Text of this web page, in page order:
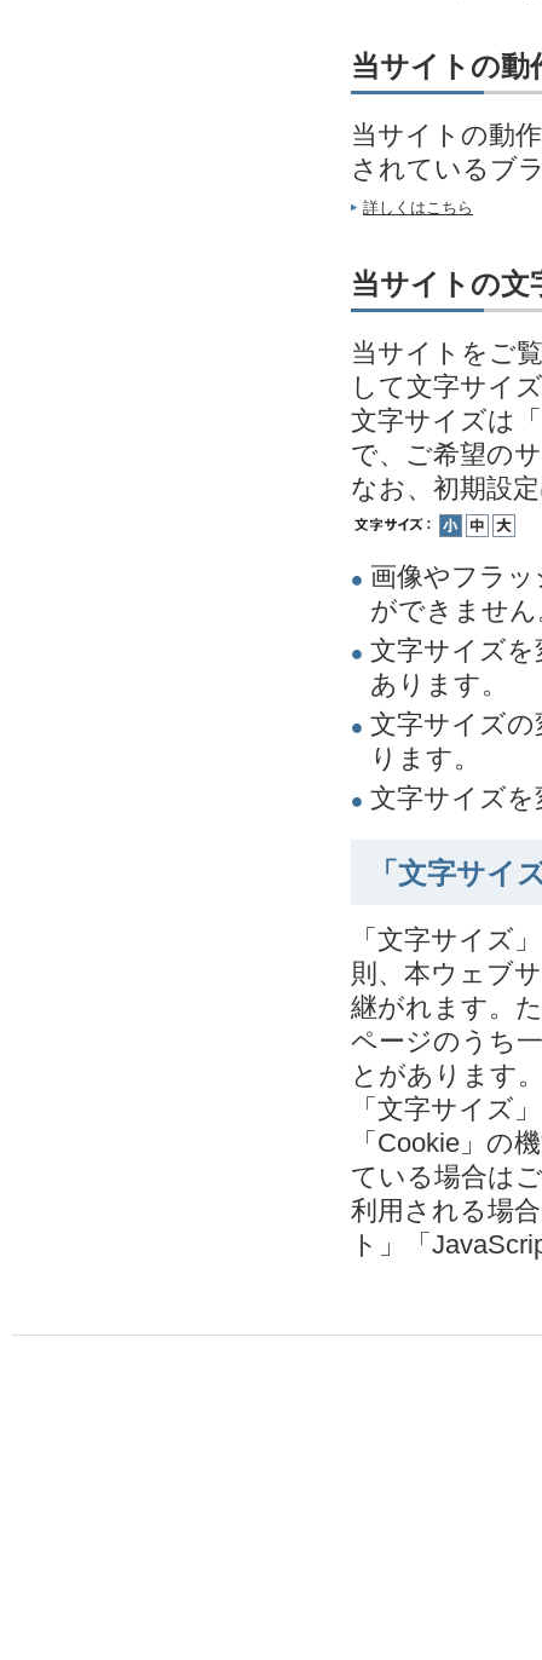
当サイトの動
当サイトの動
されているブ
詳しくはこちら
当サイトの文
当サイトをご
して文字サイ
文字サイズは
で、ご希望の
なお、初期設
画像やフラ
ができません
文字サイズ
あります。
文字サイズ
ります。
文字サイズ
「文字サイ
「文字サイズ
則、本ウェブ
継がれます。
ページのうち
とがあります
「文字サイズ
「Cookie」の
ている場合は
利用される場
ト」「